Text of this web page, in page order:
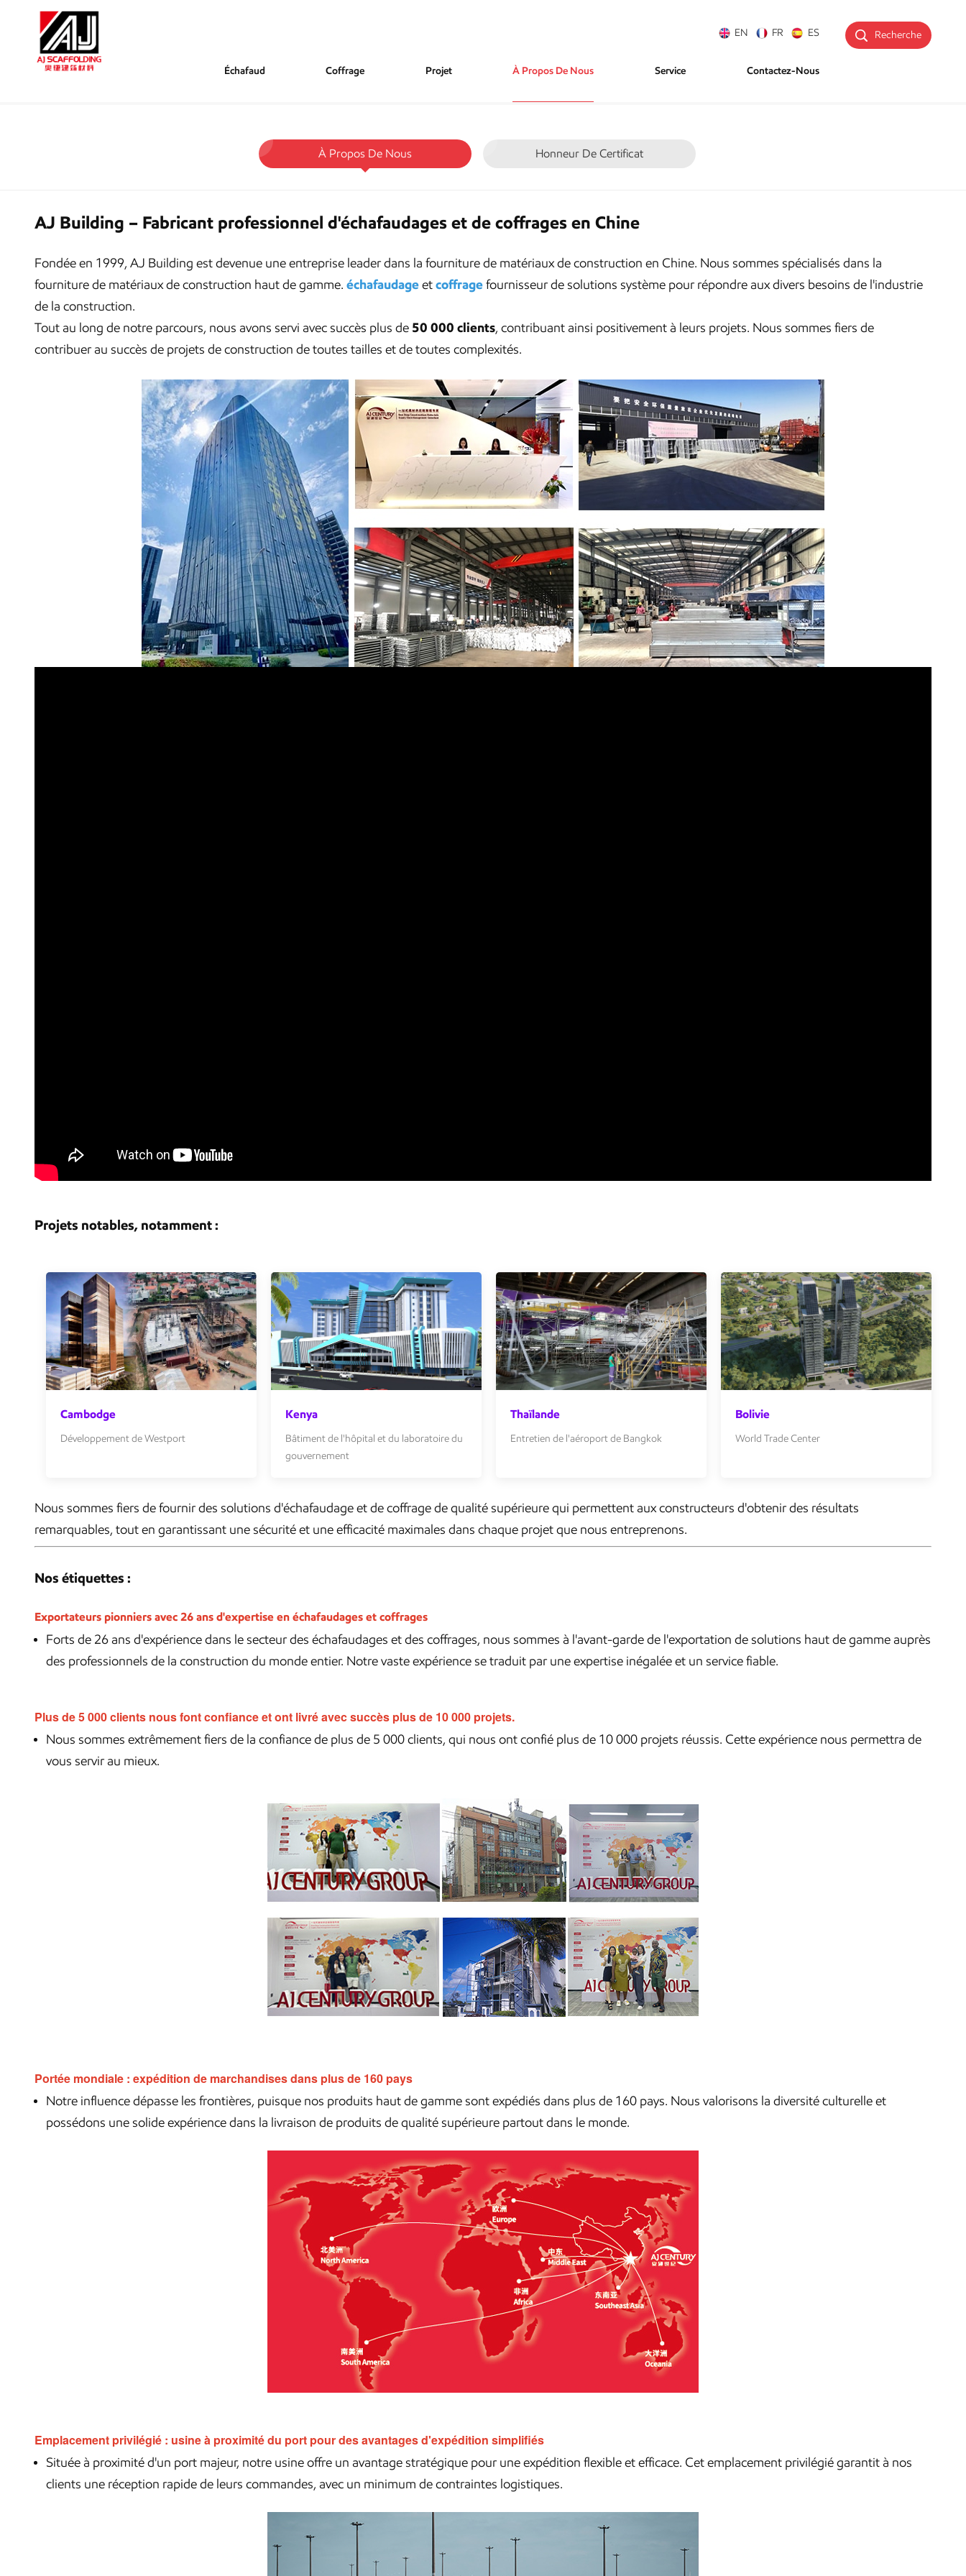
Recherche
EN FR ES
Échafaud Coffrage Projet À Propos De Nous Service Contactez-Nous
À Propos De Nous Honneur De Certificat
AJ Building – Fabricant professionnel d'échafaudages et de coffrages en Chine
Fondée en 1999, AJ Building est devenue une entreprise leader dans la fourniture de matériaux de construction en Chine. Nous sommes spécialisés dans la
fourniture de matériaux de construction haut de gamme. échafaudageetcoffragefournisseur de solutions système pour répondre aux divers besoins de l'industrie
de la construction.
Tout au long de notre parcours, nous avons servi avec succès plus de 50 000 clients, contribuant ainsi positivement à leurs projets. Nous sommes fiers de
contribuer au succès de projets de construction de toutes tailles et de toutes complexités.
Projets notables, notamment :
Cambodge
Développement de Westport
Kenya
Bâtiment de l'hôpital et du laboratoire du
gouvernement
Thaïlande
Entretien de l'aéroport de Bangkok
Bolivie
World Trade Center
Nous sommes fiers de fournir des solutions d'échafaudage et de coffrage de qualité supérieure qui permettent aux constructeurs d'obtenir des résultats
remarquables, tout en garantissant une sécurité et une efficacité maximales dans chaque projet que nous entreprenons.
Nos étiquettes :
Exportateurs pionniers avec 26 ans d'expertise en échafaudages et coffrages
Forts de 26 ans d'expérience dans le secteur des échafaudages et des coffrages, nous sommes à l'avant-garde de l'exportation de solutions haut de gamme auprès
des professionnels de la construction du monde entier. Notre vaste expérience se traduit par une expertise inégalée et un service fiable.
Plus de 5 000 clients nous font confiance et ont livré avec succès plus de 10 000 projets.
Nous sommes extrêmement fiers de la confiance de plus de 5 000 clients, qui nous ont confié plus de 10 000 projets réussis. Cette expérience nous permettra de
vous servir au mieux.
Portée mondiale : expédition de marchandises dans plus de 160 pays
Notre influence dépasse les frontières, puisque nos produits haut de gamme sont expédiés dans plus de 160 pays. Nous valorisons la diversité culturelle et
possédons une solide expérience dans la livraison de produits de qualité supérieure partout dans le monde.
Emplacement privilégié : usine à proximité du port pour des avantages d'expédition simplifiés
Située à proximité d'un port majeur, notre usine offre un avantage stratégique pour une expédition flexible et efficace. Cet emplacement privilégié garantit à nos
clients une réception rapide de leurs commandes, avec un minimum de contraintes logistiques.